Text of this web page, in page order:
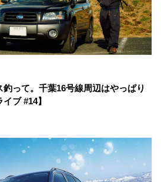
って。千葉16号線周辺はやっぱり
ブ #14】